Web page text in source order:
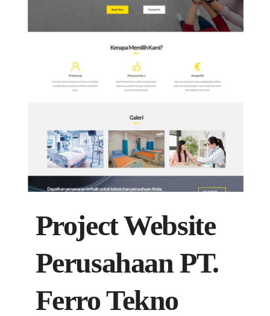
Project Website
Perusahaan PT.
Ferro Tekno